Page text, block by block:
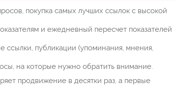
покупка самых лучших ссылок с высокой
и ежедневный пересчет показателей
публикации (упоминания, мнения,
на которые нужно обратить внимание.
продвижение в десятки раз, а первые